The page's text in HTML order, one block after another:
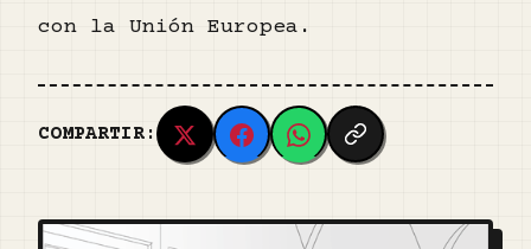
con la Unión Europea.
COMPARTIR: